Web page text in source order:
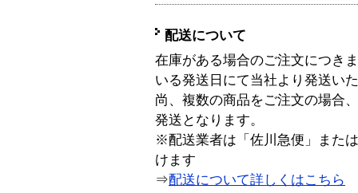
配送について
在庫がある場合のご注文につき
いる発送日にて当社より発送い
尚、複数の商品をご注文の場合
発送となります。
※配送業者は「佐川急便」また
けます
⇒配送について詳しくはこちら